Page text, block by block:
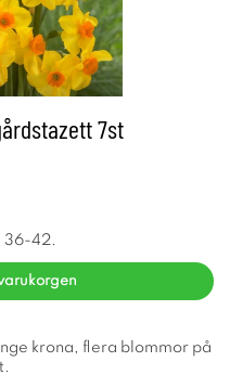
7st
36-42.
krona, flera blommor på